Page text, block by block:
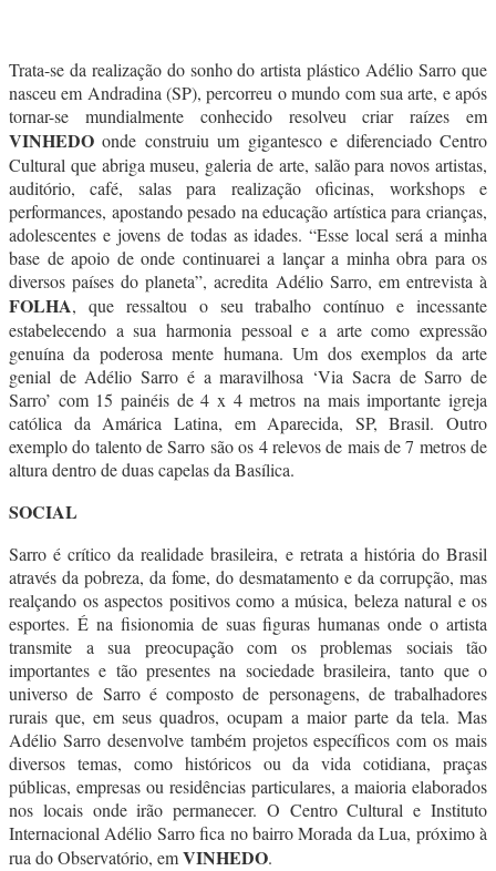
Trata-se da realização do sonho do artista plástico Adélio Sarro que
nasceu em Andradina (SP), percorreu o mundo com sua arte, e após
tornar-se mundialmente conhecido resolveu criar raízes em
VINHEDO onde construiu um gigantesco e diferenciado Centro
Cultural que abriga museu, galeria de arte, salão para novos artistas,
auditório, café, salas para realização oficinas, workshops e
performances, apostando pesado na educação artística para crianças,
adolescentes e jovens de todas as idades. “Esse local será a minha
base de apoio de onde continuarei a lançar a minha obra para os
diversos países do planeta”, acredita Adélio Sarro, em entrevista à
FOLHA, que ressaltou o seu trabalho contínuo e incessante
estabelecendo a sua harmonia pessoal e a arte como expressão
genuína da poderosa mente humana. Um dos exemplos da arte
genial de Adélio Sarro é a maravilhosa ‘Via Sacra de Sarro de
Sarro’ com 15 painéis de 4 x 4 metros na mais importante igreja
católica da Amárica Latina, em Aparecida, SP, Brasil. Outro
exemplo do talento de Sarro são os 4 relevos de mais de 7 metros de
altura dentro de duas capelas da Basílica.
SOCIAL
Sarro é crítico da realidade brasileira, e retrata a história do Brasil
através da pobreza, da fome, do desmatamento e da corrupção, mas
realçando os aspectos positivos como a música, beleza natural e os
esportes. É na fisionomia de suas figuras humanas onde o artista
transmite a sua preocupação com os problemas sociais tão
importantes e tão presentes na sociedade brasileira, tanto que o
universo de Sarro é composto de personagens, de trabalhadores
rurais que, em seus quadros, ocupam a maior parte da tela. Mas
Adélio Sarro desenvolve também projetos específicos com os mais
diversos temas, como históricos ou da vida cotidiana, praças
públicas, empresas ou residências particulares, a maioria elaborados
nos locais onde irão permanecer. O Centro Cultural e Instituto
Internacional Adélio Sarro fica no bairro Morada da Lua, próximo à
rua do Observatório, emVINHEDO.